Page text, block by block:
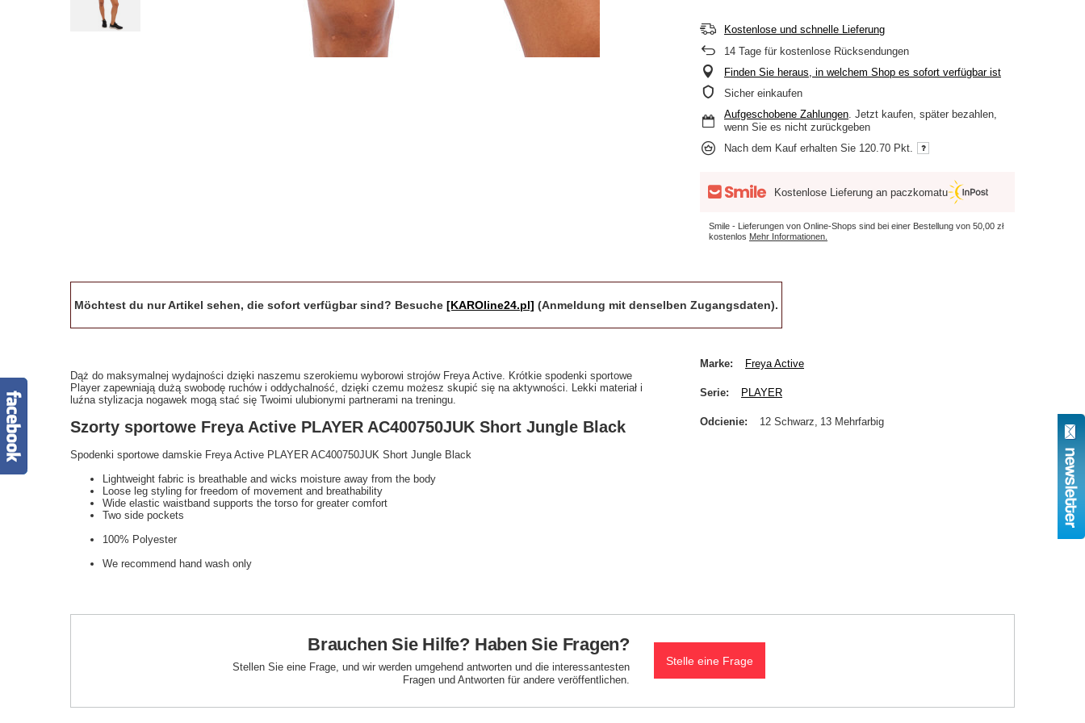
Kostenlose und schnelle Lieferung
14 Tage für kostenlose Rücksendungen
Finden Sie heraus, in welchem Shop es sofort verfügbar ist
Sicher einkaufen
Aufgeschobene Zahlungen . Jetzt kaufen, später bezahlen,
wenn Sie es nicht zurückgeben
Nach dem Kauf erhalten Sie 120.70 Pkt.
Kostenlose Lieferung an paczkomatu
Smile - Lieferungen von Online-Shops sind bei einer Bestellung von50,00 zł
kostenlos Mehr Informationen.
Möchtest du nur Artikel sehen, die sofort verfügbar sind? Besuche [KAROline24.pl] (Anmeldung mit denselben Zugangsdaten).
Dąż do maksymalnej wydajności dzięki naszemu szerokiemu wyborowi strojów Freya Active. Krótkie spodenki sportowe
Player zapewniają dużą swobodę ruchów i oddychalność, dzięki czemu możesz skupić się na aktywności. Lekki materiał i
luźna stylizacja nogawek mogą stać się Twoimi ulubionymi partnerami na treningu.
Szorty sportowe Freya Active PLAYER AC400750JUK Short Jungle Black
Spodenki sportowe damskie Freya Active PLAYER AC400750JUK Short Jungle Black
Lightweight fabric is breathable and wicks moisture away from the body
Loose leg styling for freedom of movement and breathability
Wide elastic waistband supports the torso for greater comfort
Two side pockets
100% Polyester
We recommend hand wash only
Marke Freya Active
Serie PLAYER
Odcienie 12 Schwarz 13 Mehrfarbig
Brauchen Sie Hilfe? Haben Sie Fragen?
Stellen Sie eine Frage, und wir werden umgehend antworten und die interessantesten
Fragen und Antworten für andere veröffentlichen.
Stelle eine Frage